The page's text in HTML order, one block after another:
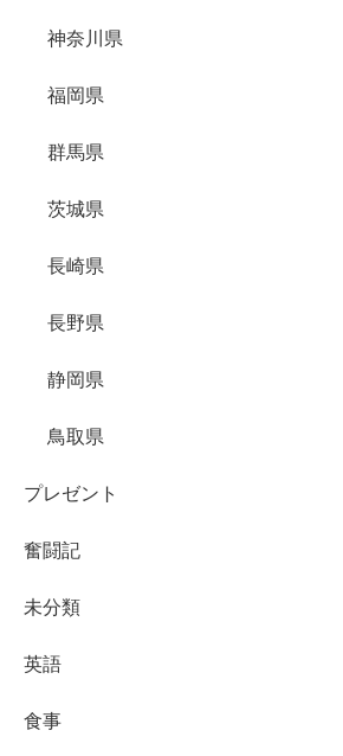
神奈川県
福岡県
群馬県
茨城県
長崎県
長野県
静岡県
鳥取県
プレゼント
奮闘記
未分類
英語
食事